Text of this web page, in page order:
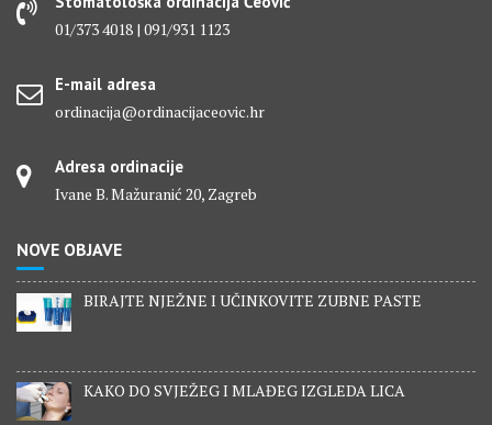
01/373 4018 | 091/931 1123
E-mail adresa
ordinacija@ordinacijaceovic.hr
Adresa ordinacije
Ivane B. Mažuranić 20, Zagreb
NOVE OBJAVE
BIRAJTE NJEŽNE I UČINKOVITE ZUBNE PASTE
KAKO DO SVJEŽEG I MLAĐEG IZGLEDA LICA